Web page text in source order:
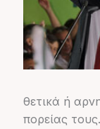
θετικά ή
πορείας